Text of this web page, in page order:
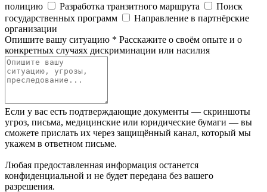
полицию
Разработка транзитного маршрута
Поиск
государственных программ
Направление в партнёрские
организации
Опишите вашу ситуацию * Расскажите о своём опыте и о
конкретных случаях дискриминации или насилия
Если у вас есть подтверждающие документы — скриншоты
угроз, письма, медицинские или юридические бумаги — вы
сможете прислать их через защищённый канал, который мы
укажем в ответном письме.
Любая предоставленная информация останется
конфиденциальной и не будет передана без вашего
разрешения.